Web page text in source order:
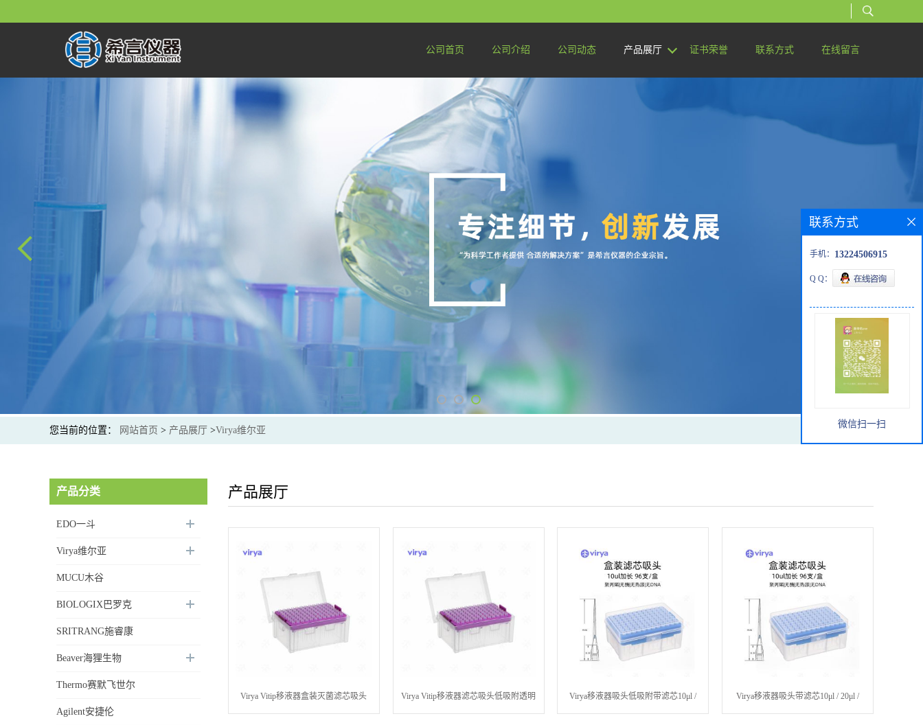
公司首页 公司介绍 公司动态 产品展厅 证书荣誉 联系方式 在线留言
您当前的位置： 网站首页 > 产品展厅 >Virya维尔亚
产品分类
EDO一斗
Virya维尔亚
MUCU木谷
BIOLOGIX巴罗克
SRITRANG施睿康
Beaver海狸生物
Thermo赛默飞世尔
Agilent安捷伦
产品展厅
Virya Vitip移液器盒装灭菌滤芯吸头
10μl透明枪头适配主流移液器
Virya Vitip移液器滤芯吸头低吸附透明
加长型枪头
Virya移液器吸头低吸附带滤芯10μl /
20μl / 50μl / 100μl / 200μl / 1000μl
Virya移液器吸头带滤芯10μl / 20μl /
50μl / 100μl / 200μl / 1000μl
联系方式
手机： 13224506915
Q Q：
微信扫一扫